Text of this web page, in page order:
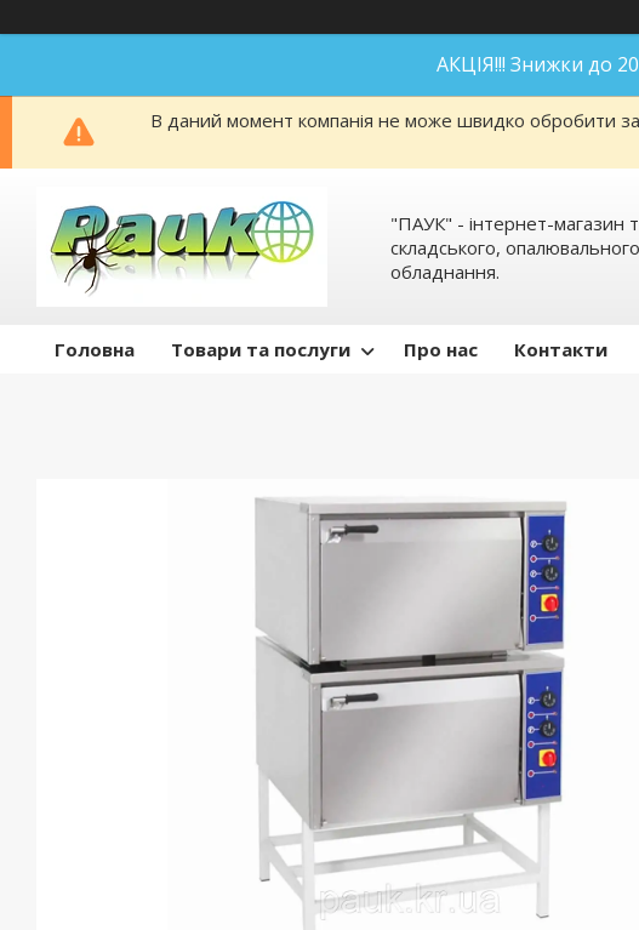
АКЦІЯ!!! Знижки до
В даний момент компанія не може швидко обробити
"ПАУК" - інтернет-магазин
складського, опалювального
обладнання.
Головна Товари та послуги Про нас Контакти